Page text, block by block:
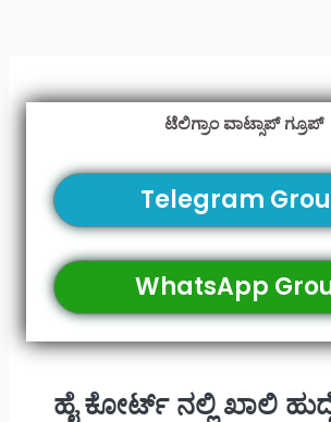
ಟೆಲಿಗ್ರಾಂ ವಾಟ್ಸಾಪ್ ಗ್ರೂಪ್
Telegram
WhatsApp
ಹೈ ಕೋರ್ಟ್ ನಲ್ಲಿ ಖಾಲಿ